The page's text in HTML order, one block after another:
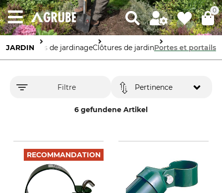
0
JARDINArticles de jardinageClôtures de jardinPortes et portails
Filtre
6 gefundene Artikel
Pertinence
RECOMMANDATION